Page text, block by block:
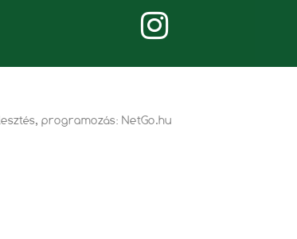
programozás: NetGo.hu